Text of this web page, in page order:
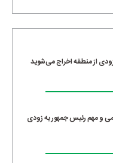
از منطقه اخراج می‌شوید
و مهم رئیس جمهور به زودی